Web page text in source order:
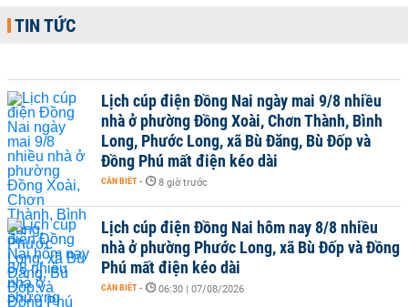
TIN TỨC
Lịch cúp điện Đồng Nai ngày mai 9/8 nhiều
nhà ở phường Đồng Xoài, Chơn Thành, Bình
Long, Phước Long, xã Bù Đăng, Bù Đốp và
Đồng Phú mất điện kéo dài
CẦN BIẾT - 8 giờ trước
Lịch cúp điện Đồng Nai hôm nay 8/8 nhiều
nhà ở phường Phước Long, xã Bù Đốp và Đồng
Phú mất điện kéo dài
CẦN BIẾT - 06:30 | 07/08/2026